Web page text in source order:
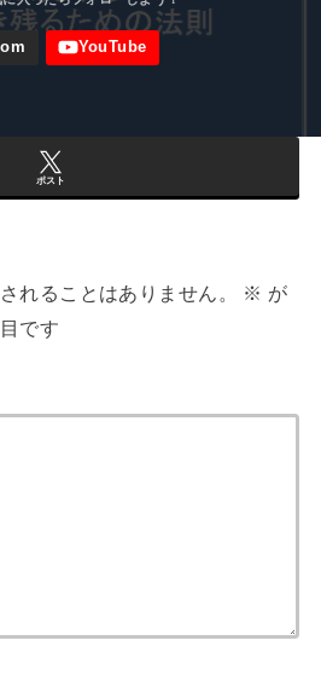
ポスト
れることはありません。 ※ が
です